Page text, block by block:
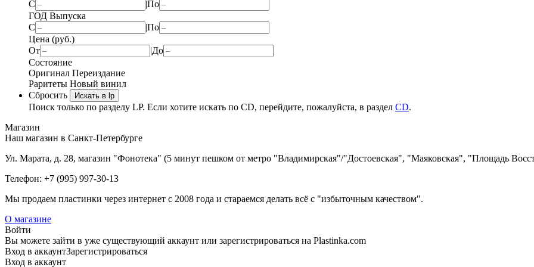
С
|По
ГОД Выпуска
С
|По
Цена (руб.)
От
|До
Состояние
Оригинал Переиздание
Раритеты Новый винил
Сбросить
Искать в lp
Поиск только по разделу LP. Если хотите искать по CD, перейдите, пожалуйста, в раздел CD.
Магазин
Наш магазин в Санкт-Петербурге
Ул. Марата, д. 28, магазин "Фонотека" (5 минут пешком от метро "Владимирская"/"Достоевская", "Маяковская", "Площадь
Телефон: +7 (995) 997-30-13
Мы продаем пластинки через интернет c 2008 года и стараемся делать всё с "избыточным качеством".
О магазине
Войти
Вы можете зайти в уже существующий аккаунт или зарегистрироваться на Plastinka.com
Вход в аккаунтЗарегистрироваться
Вход в аккаунт